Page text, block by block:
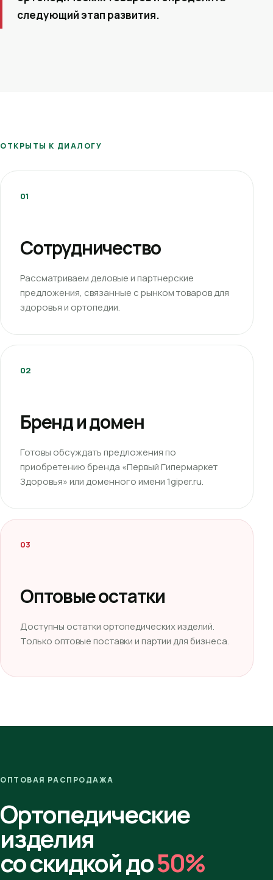
следующий этап развития.
ОТКРЫТЫ К ДИАЛОГУ
01
Сотрудничество
Рассматриваем деловые и партнерские
предложения, связанные с рынком товаров для
здоровья и ортопедии.
02
Бренд и домен
Готовы обсуждать предложения по
приобретению бренда «Первый Гипермаркет
Здоровья» или доменного имени 1giper.ru.
03
Оптовые остатки
Доступны остатки ортопедических изделий.
Только оптовые поставки и партии для бизнеса.
ОПТОВАЯ РАСПРОДАЖА
Ортопедические
изделия
со скидкой до50%